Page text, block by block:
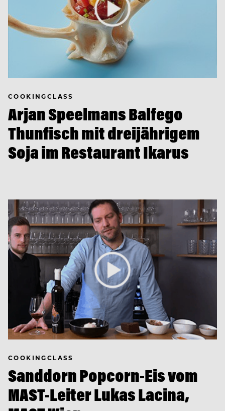
COOKINGCLASS
Arjan Speelmans Balfego
Thunfisch mit dreijährigem
Soja im Restaurant Ikarus
COOKINGCLASS
Sanddorn Popcorn-Eis vom
MAST-Leiter Lukas Lacina,